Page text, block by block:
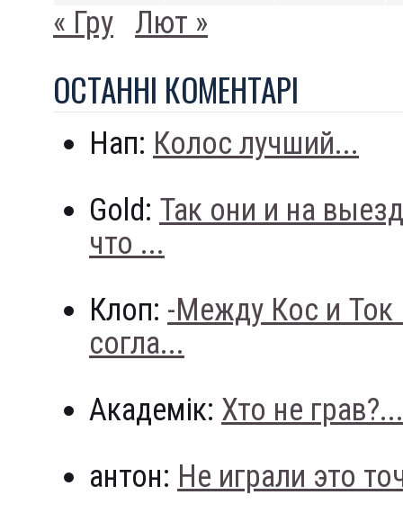
« Гру Лют »
ОСТАННI КОМЕНТАРI
Нап: Колос лучший...
Gold: Так они и на
что ...
Клоп: -Между Кос и
согла...
Академік: Хто не грав?...
антон: Не играли это